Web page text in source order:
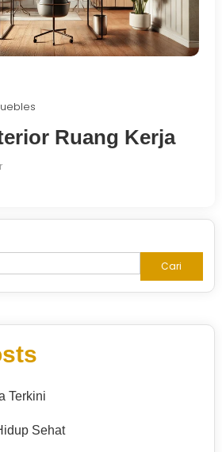
Ruang Kerja
Cari
Terkini
Sehat